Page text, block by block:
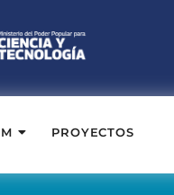
PROYECTOS